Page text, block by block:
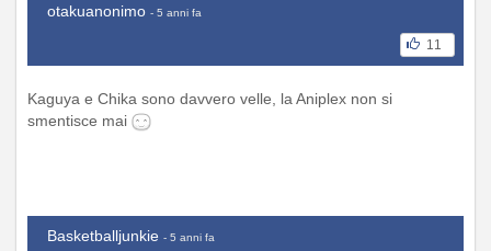
otakuanonimo - 5 anni fa
11
Kaguya e Chika sono davvero velle, la Aniplex non si
smentisce mai
Basketballjunkie - 5 anni fa